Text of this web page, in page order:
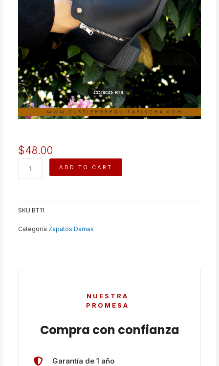
$48.00
ADD TO CART
SKUBT11
Categoría Zapatos Damas
NUESTRA
PROMESA
Compra con confianza
Garantía de 1 año